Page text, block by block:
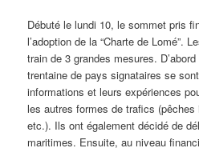
Débuté le lundi 10, le sommet pris
l’adoption de la “Charte de Lomé”.
train de 3 grandes mesures.
trentaine de pays signataires se
informations et leurs expériences
les autres formes de trafics
etc.). Ils ont également décidé de
maritimes. Ensuite, au niveau